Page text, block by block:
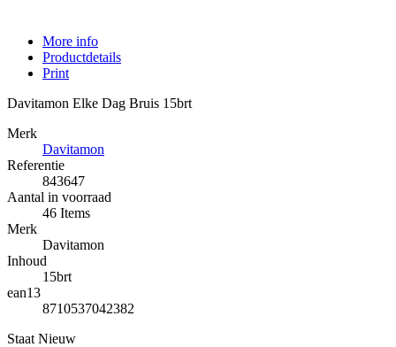
More info
Productdetails
Print
Davitamon Elke Dag Bruis 15brt
Merk
Davitamon
Referentie
843647
Aantal in voorraad
46 Items
Merk
Davitamon
Inhoud
15brt
ean13
8710537042382
Staat Nieuw